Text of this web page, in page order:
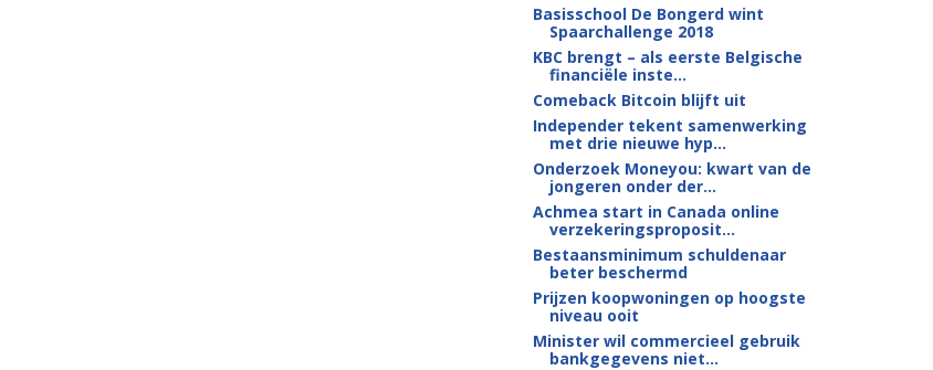
Basisschool De Bongerd wint
Spaarchallenge 2018
KBC brengt – als eerste Belgische
financiële inste...
Comeback Bitcoin blijft uit
Independer tekent samenwerking
met drie nieuwe hyp...
Onderzoek Moneyou: kwart van de
jongeren onder der...
Achmea start in Canada online
verzekeringsproposit...
Bestaansminimum schuldenaar
beter beschermd
Prijzen koopwoningen op hoogste
niveau ooit
Minister wil commercieel gebruik
bankgegevens niet...